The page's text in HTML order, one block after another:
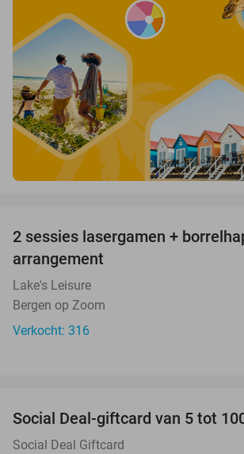
2 sessies lasergamen +
arrangement
Lake's Leisure
Bergen op Zoom
Verkocht: 316
Social Deal-giftcard van 5 tot
Social Deal Giftcard